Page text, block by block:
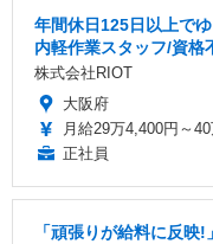
年間休日125日以上で
内軽作業スタッフ/資格
株式会社RIOT
大阪府
月給29万4,400円～40
正社員
「頑張りが給料に反